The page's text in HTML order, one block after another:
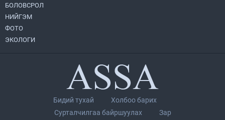
Олон улсын сурагч солилцооны
хөтөлбөр 2026” арга хэмжээний хаалт
боллоо
2026.07.31
УИХ-ын дарга С.Бямбацогт:
Хэлэлцүүлгээс илүү хэрэгжилт,
БОЛОВСРОЛ
НИЙГЭМ
ФОТО
ЭКОЛОГИ
Бидий тухай
Холбоо барих
Сурталчилгаа байршуулах
Зар